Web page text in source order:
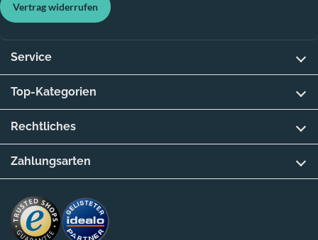
Vertrag widerrufen
Service
Top-Kategorien
Rechtliches
Zahlungsarten